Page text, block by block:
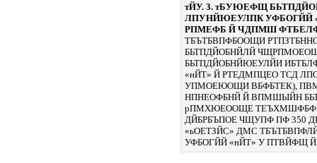
тЙУ. 3. тБУЮЕФЩ
ЛПУНЙЮЕУЛПК УФБОГЙЙ
РПМЕФБ Й ЧДПМШ
ТБЪТБВПФБООЩИ
БЬТПДЙОБНЙЛЙ
БЬТПДЙОБНЙЮЕУЛЙИ
«нЙТ» Й РТЕДМПЦЕО ТСД
УПМОЕЮОЩИ ВБФБТЕК),
НПНЕОФБНЙ Й ВПМШЫЙН
рПМХЮЕООЩЕ ТЕЪХМШФБФЩ
ДЙБРБЪПОЕ ЧЩУПФ ПФ 350
«ьОЕТЗЙС» ДМС
УФБОГЙЙ «нЙТ» У ПТВЙФЩ